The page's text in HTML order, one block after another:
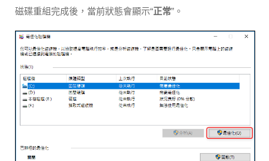
磁碟重組完成後，當前狀態會顯示“正常”。